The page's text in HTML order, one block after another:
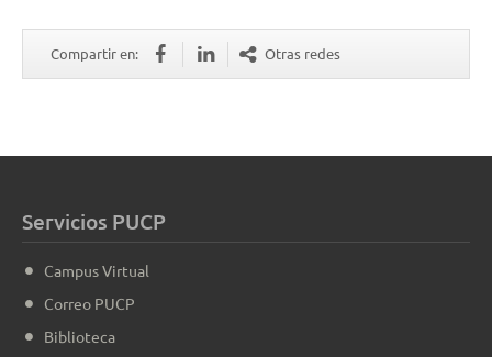
Compartir en: Otras redes
Servicios PUCP
Campus Virtual
Correo PUCP
Biblioteca